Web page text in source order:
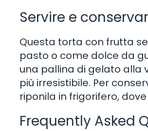
Servire e
Questa torta con frutta
pasto o come dolce da
una pallina di gelato alla
più irresistibile. Per
riponila in frigorifero,
Frequently Asked